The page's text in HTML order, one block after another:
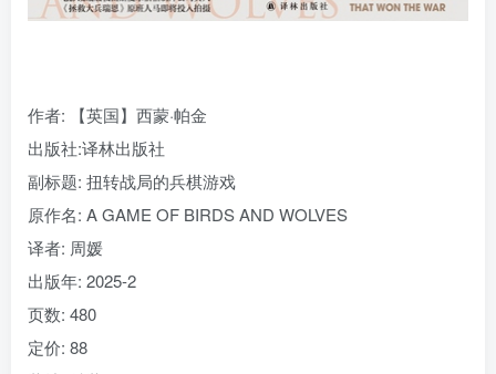
作者: 【英国】西蒙·帕金
出版社:译林出版社
副标题: 扭转战局的兵棋游戏
原作名: A GAME OF BIRDS AND WOLVES
译者: 周媛
出版年: 2025-2
页数: 480
定价: 88